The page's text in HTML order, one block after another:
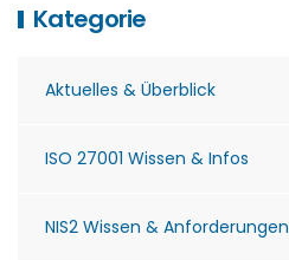
Kategorie
Aktuelles & Überblick
ISO 27001 Wissen & Infos
NIS2 Wissen & Anforderungen